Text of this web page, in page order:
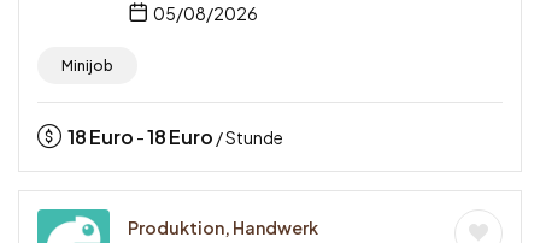
05/08/2026
Minijob
18Euro -18Euro / Stunde
Produktion, Handwerk